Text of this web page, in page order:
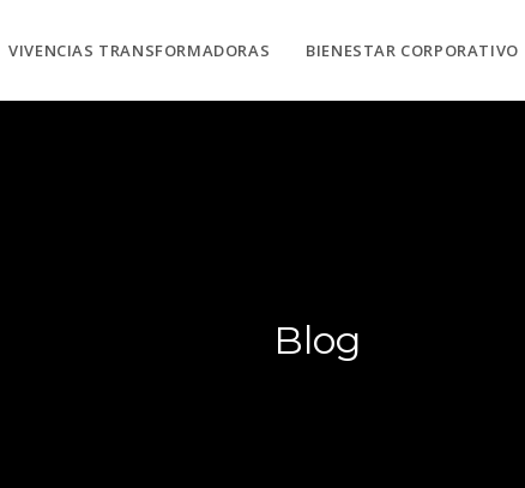
VIVENCIAS TRANSFORMADORAS BIENESTAR CORPORATIVO
Blog